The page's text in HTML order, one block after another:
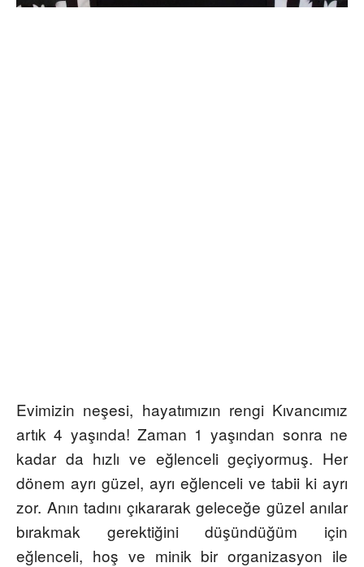
Evimizin neşesi, hayatımızın rengi Kıvancımız
artık 4 yaşında! Zaman 1 yaşından sonra ne
kadar da hızlı ve eğlenceli geçiyormuş. Her
dönem ayrı güzel, ayrı eğlenceli ve tabii ki ayrı
zor. Anın tadını çıkararak geleceğe güzel anılar
bırakmak gerektiğini düşündüğüm için
eğlenceli, hoş ve minik bir organizasyon ile